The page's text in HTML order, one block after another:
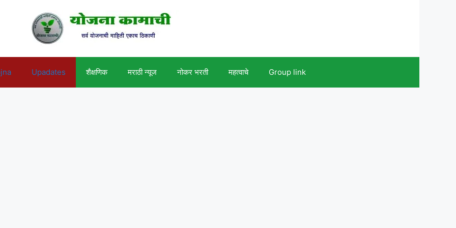
Upadates शैक्षणिक मराठी न्यूज नोकर भरती महत्वाचे Group link